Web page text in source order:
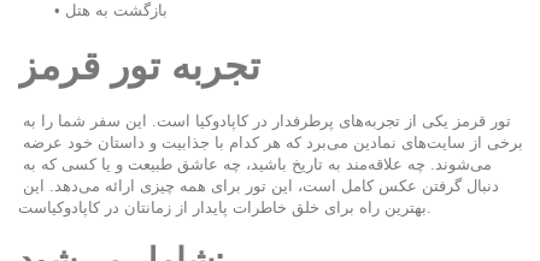
بازگشت به هتل
تجربه تور قرمز
بهترین راه برای خلق خاطرات پایدار از زمانتان در کاپادوکیاست.